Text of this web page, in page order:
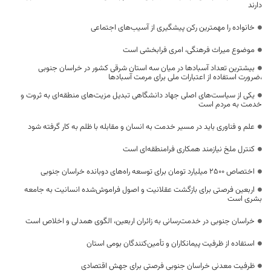
دارند
خانواده را مهمترین رکن پیشگیری از آسیب‌های اجتماعی
موضوع میراث فرهنگی، امری فرابخشی است
بیشترین تعداد آسبادها در میان سه استان شرقی کشور در خراسان جنوبی
،ضرورت استفاده از اعتبارات ملی برای مرمت آسبادها
یکی از سیاست‌های اصلی جهاد دانشگاهی تبدیل مزیت‌های منطقه‌ای به ثروت و
خدمت به مردم است
علم و فناوری باید در مسیر خدمت به انسان و مقابله با ظلم به کار گرفته شود
کنترل ملخ نیازمند همکاری فرامنطقه‌ای است
اختصاص 2500 میلیارد تومان برای توسعه راه‌های دوبانده خراسان جنوبی
اربعین فرصتی برای بازگشت عقلانیت و اصول فراموش‌شده انسانیت به جامعه
بشری است
خراسان جنوبی در خدمت‌رسانی به زائران اربعین، الگوی همدلی و اخلاص است
استفاده از ظرفیت پیمانکاران و تأمین‌کنندگان بومی استان
ظرفیت معدنی خراسان جنوبی فرصتی برای جهش اقتصادی